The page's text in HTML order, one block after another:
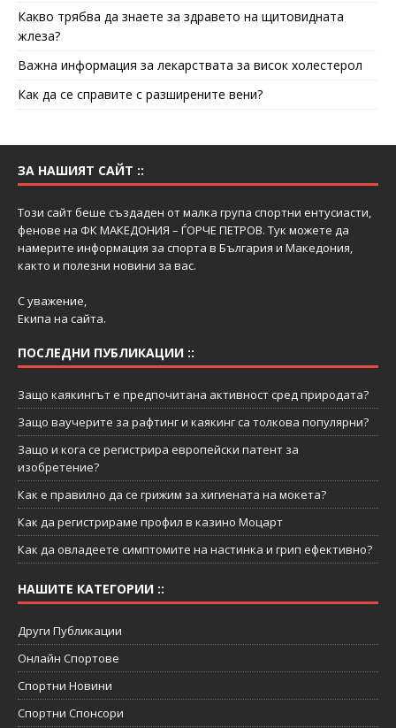
Какво трябва да знаете за здравето на щитовидната
жлеза?
Важна информация за лекарствата за висок холестерол
Как да се справите с разширените вени?
ЗА НАШИЯТ САЙТ ::
Този сайт беше създаден от малка група спортни ентусиасти,
фенове на ФК МАКЕДОНИЯ – ЃОРЧЕ ПЕТРОВ. Тук можете да
намерите информация за спорта в България и Македония,
както и полезни новини за вас.
С уважение,
Екипа на сайта.
ПОСЛЕДНИ ПУБЛИКАЦИИ ::
Защо каякингът е предпочитана активност сред природата?
Защо ваучерите за рафтинг и каякинг са толкова популярни?
Защо и кога се регистрира европейски патент за
изобретение?
Как е правилно да се грижим за хигиената на мокета?
Как да регистрираме профил в казино Моцарт
Как да овладеете симптомите на настинка и грип ефективно?
НАШИТЕ КАТЕГОРИИ ::
Други Публикации
Онлайн Спортове
Спортни Новини
Спортни Спонсори